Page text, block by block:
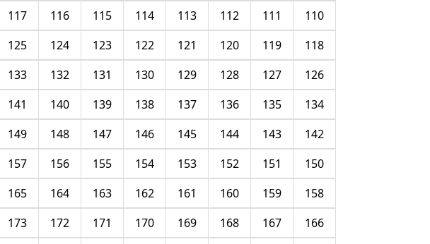
110
111
112
113
114
115
116
117
118
119
120
121
122
123
124
125
126
127
128
129
130
131
132
133
134
135
136
137
138
139
140
141
142
143
144
145
146
147
148
149
150
151
152
153
154
155
156
157
158
159
160
161
162
163
164
165
166
167
168
169
170
171
172
173